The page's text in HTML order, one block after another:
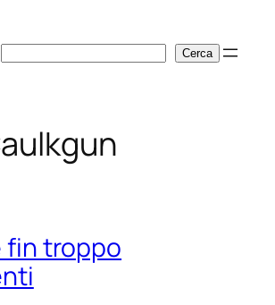
Cerca Cerca
fin troppo